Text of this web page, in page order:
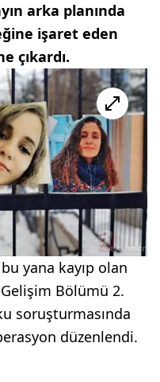
arka planında
işaret eden
çıkardı.
yana kayıp olan
Bölümü 2.
soruşturmasında
düzenlendi.